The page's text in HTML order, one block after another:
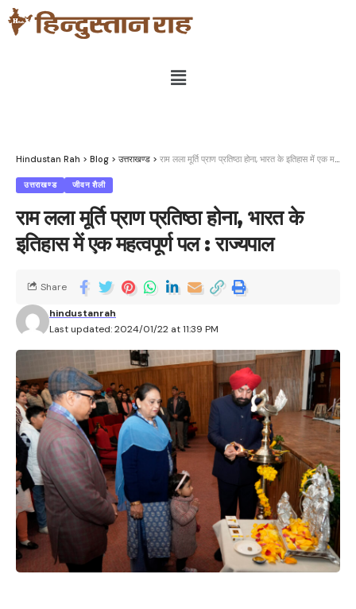
Hindustan Rah > Blog > उत्तराखण्ड > राम लला मूर्ति प्राण प्रतिष्ठा होना, भारत के इतिहास में एक महत्वपूर्ण पल : राज्यपाल
उत्तराखण्ड जीवन शैली
राम लला मूर्ति प्राण प्रतिष्ठा होना, भारत के
इतिहास में एक महत्वपूर्ण पल : राज्यपाल
Last updated: 2024/01/22 at 11:39 PM
hindustanrah
Share